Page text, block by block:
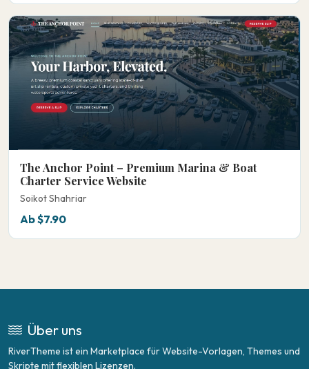
The Anchor Point – Premium Marina & Boat
Charter Service Website
Soikot Shahriar
Ab $7.90
Über uns
RiverTheme ist ein Marketplace für Website-Vorlagen, Themes und
Skripte mit flexiblen Lizenzen.